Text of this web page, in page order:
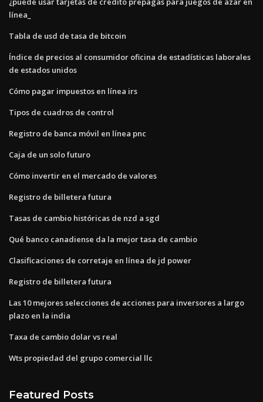
línea_
Tabla de usd de tasa de bitcoin
Índice de precios al consumidor oficina de estadísticas laborales
de estados unidos
Cómo pagar impuestos en línea irs
Tipos de cuadros de control
Registro de banca móvil en línea pnc
Caja de un solo futuro
Cómo invertir en el mercado de valores
Registro de billetera futura
Tasas de cambio históricas de nzd a sgd
Qué banco canadiense da la mejor tasa de cambio
Clasificaciones de corretaje en línea de jd power
Registro de billetera futura
Las 10 mejores selecciones de acciones para inversores a largo
plazo en la india
Taxa de cambio dolar vs real
Wts propiedad del grupo comercial llc
Featured Posts